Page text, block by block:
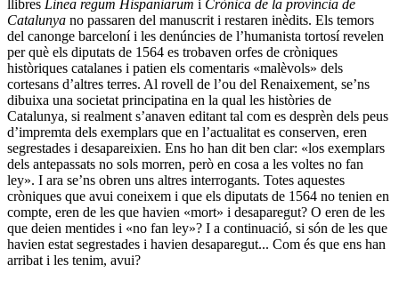
llibres Linea regum Hispaniarum i Crònica de la província de
Catalunya no passaren del manuscrit i restaren inèdits. Els temors
del canonge barceloní i les denúncies de l’humanista tortosí revelen
per què els diputats de 1564 es trobaven orfes de cròniques
històriques catalanes i patien els comentaris «malèvols» dels
cortesans d’altres terres. Al rovell de l’ou del Renaixement, se’ns
dibuixa una societat principatina en la qual les històries de
Catalunya, si realment s’anaven editant tal com es desprèn dels peus
d’impremta dels exemplars que en l’actualitat es conserven, eren
segrestades i desapareixien. Ens ho han dit ben clar: «los exemplars
dels antepassats no sols morren, però en cosa a les voltes no fan
ley». I ara se’ns obren uns altres interrogants. Totes aquestes
cròniques que avui coneixem i que els diputats de 1564 no tenien en
compte, eren de les que havien «mort» i desaparegut? O eren de les
que deien mentides i «no fan ley»? I a continuació, si són de les que
havien estat segrestades i havien desaparegut... Com és que ens han
arribat i les tenim, avui?